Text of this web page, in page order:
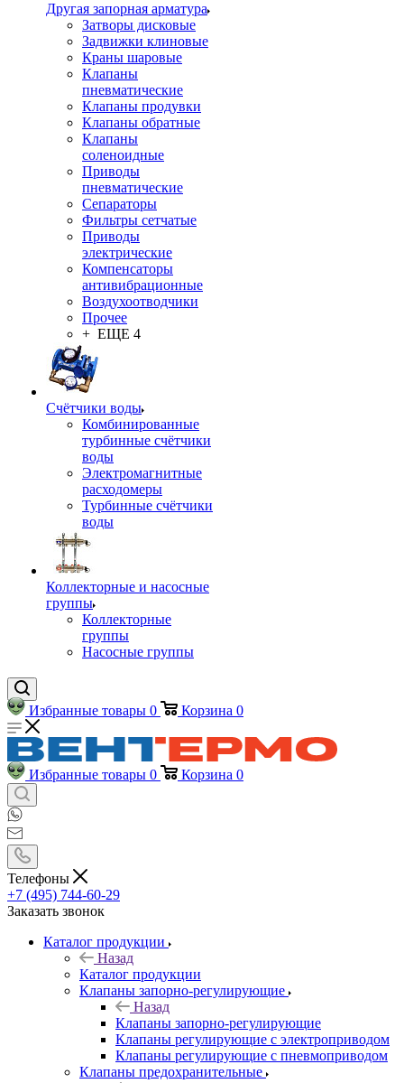
Другая запорная арматура
Затворы дисковые
Задвижки клиновые
Краны шаровые
Клапаны
пневматические
Клапаны продувки
Клапаны обратные
Клапаны
соленоидные
Приводы
пневматические
Сепараторы
Фильтры сетчатые
Приводы
электрические
Компенсаторы
антивибрационные
Воздухоотводчики
Прочее
+ ЕЩЕ 4
Счётчики воды
Комбинированные
турбинные счётчики
воды
Электромагнитные
расходомеры
Турбинные счётчики
воды
Коллекторные и насосные
группы
Коллекторные
группы
Насосные группы
Избранные товары 0 Корзина 0
Избранные товары 0 Корзина 0
Телефоны
+7 (495) 744-60-29
Заказать звонок
Каталог продукции
Назад
Каталог продукции
Клапаны запорно-регулирующие
Назад
Клапаны запорно-регулирующие
Клапаны регулирующие с электроприводом
Клапаны регулирующие с пневмоприводом
Клапаны предохранительные